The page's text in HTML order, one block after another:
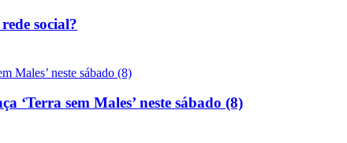
social?
‘Terra sem Males’ neste sábado (8)